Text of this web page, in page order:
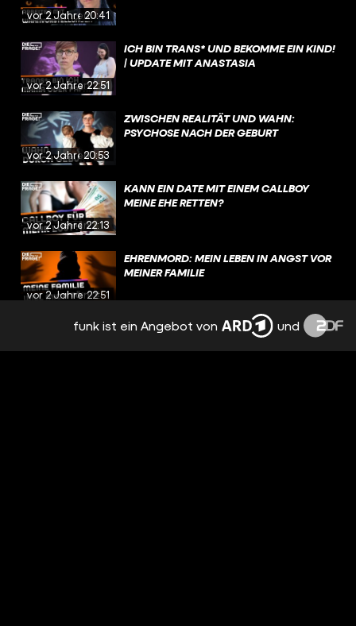
vor 2 Jahren20:41
vor 2 Jahren22:51
ICH BIN TRANS* UND BEKOMME EIN KIND!
| UPDATE MIT ANASTASIA
vor 2 Jahren20:53
ZWISCHEN REALITÄT UND WAHN:
PSYCHOSE NACH DER GEBURT
vor 2 Jahren22:13
KANN EIN DATE MIT EINEM CALLBOY
MEINE EHE RETTEN?
vor 2 Jahren22:51
EHRENMORD: MEIN LEBEN IN ANGST VOR
MEINER FAMILIE
DEVOTEE & AMELO: WIR STEHEN AUF
MENSCHEN MIT BEHINDERUNG!
funk ist ein Angebot von und